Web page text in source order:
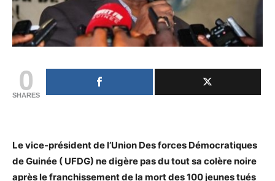
0
SHARES
Le vice-président de l’Union Des forces Démocratiques
de Guinée ( UFDG) ne digère pas du tout sa colère noire
après le franchissement de la mort des 100 jeunes tués